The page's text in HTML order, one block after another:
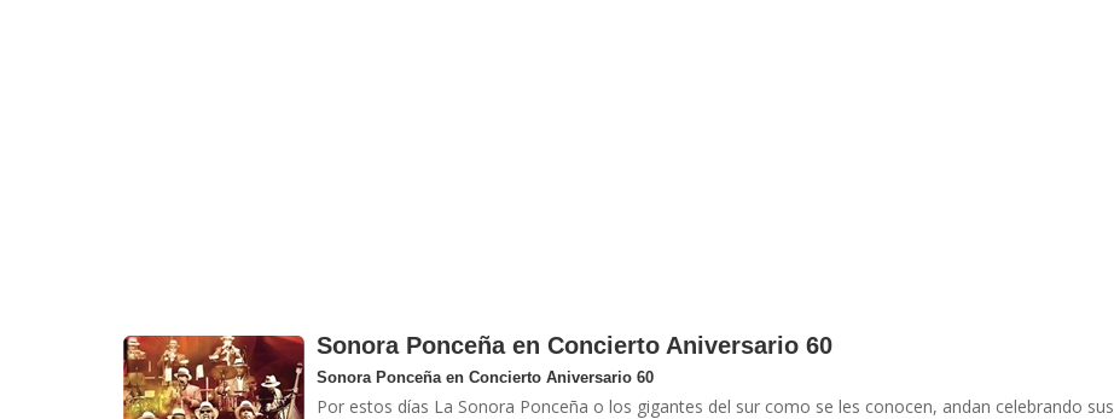
Sonora Ponceña en Concierto Aniversario 60
Sonora Ponceña en Concierto Aniversario 60
Por estos días La Sonora Ponceña o los gigantes del sur como se les conocen, andan celebrando sus